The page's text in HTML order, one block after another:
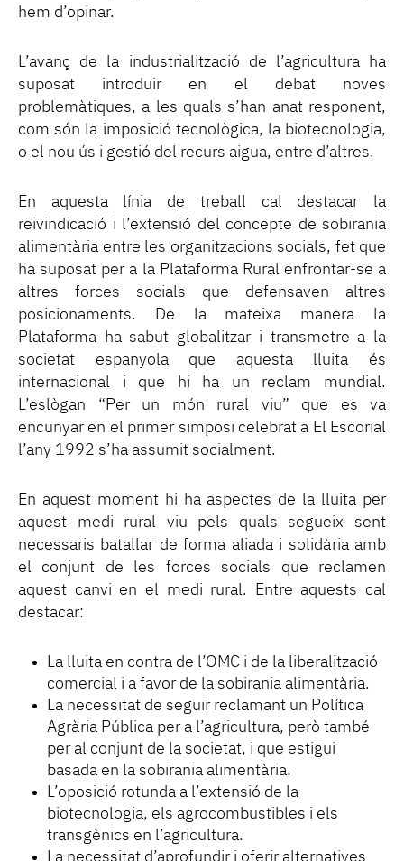
hem d’opinar.
L’avanç de la industrialització de l’agricultura ha
suposat introduir en el debat noves
problemàtiques, a les quals s’han anat responent,
com són la imposició tecnològica, la biotecnologia,
o el nou ús i gestió del recurs aigua, entre d’altres.
En aquesta línia de treball cal destacar la
reivindicació i l’extensió del concepte de sobirania
alimentària entre les organitzacions socials, fet que
ha suposat per a la Plataforma Rural enfrontar-se a
altres forces socials que defensaven altres
posicionaments. De la mateixa manera la
Plataforma ha sabut globalitzar i transmetre a la
societat espanyola que aquesta lluita és
internacional i que hi ha un reclam mundial.
L’eslògan “Per un món rural viu” que es va
encunyar en el primer simposi celebrat a El Escorial
l’any 1992 s’ha assumit socialment.
En aquest moment hi ha aspectes de la lluita per
aquest medi rural viu pels quals segueix sent
necessaris batallar de forma aliada i solidària amb
el conjunt de les forces socials que reclamen
aquest canvi en el medi rural. Entre aquests cal
destacar:
La lluita en contra de l’OMC i de la liberalització
comercial i a favor de la sobirania alimentària.
La necessitat de seguir reclamant un Política
Agrària Pública per a l’agricultura, però també
per al conjunt de la societat, i que estigui
basada en la sobirania alimentària.
L’oposició rotunda a l’extensió de la
biotecnologia, els agrocombustibles i els
transgènics en l’agricultura.
La necessitat d’aprofundir i oferir alternatives